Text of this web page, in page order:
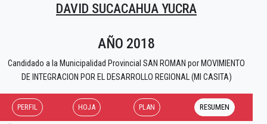
DAVID SUCACAHUA YUCRA
AÑO 2018
Candidado a la Municipalidad Provincial SAN ROMAN por MOVIMIENTO
DE INTEGRACION POR EL DESARROLLO REGIONAL (MI CASITA)
PERFIL HOJA PLAN RESUMEN